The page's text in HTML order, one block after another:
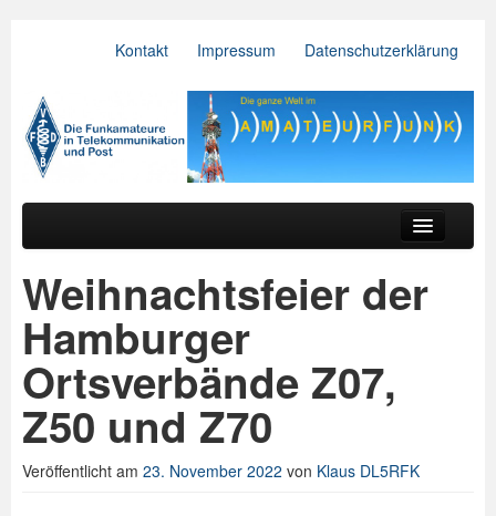
Kontakt Impressum Datenschutzerklärung
VFDB e.V.
Hauptmenü
Der Verein
Referate
BV & OV
Relais
Downloads
Weihnachtsfeier der
Hamburger
Ortsverbände Z07,
Z50 und Z70
Veröffentlicht am 23. November 2022 von Klaus DL5RFK